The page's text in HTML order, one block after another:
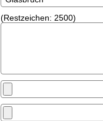
(Restzeichen: 2500)